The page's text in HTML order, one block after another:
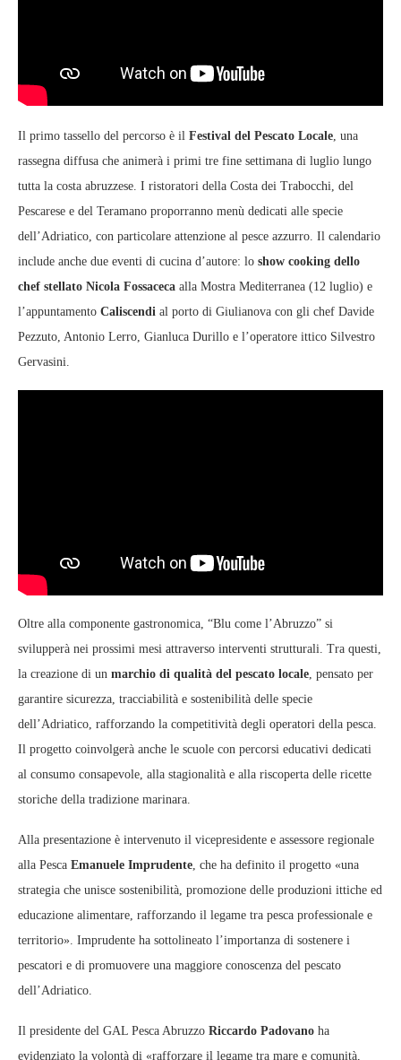
Il primo tassello del percorso è il Festival del Pescato Locale, una
rassegna diffusa che animerà i primi tre fine settimana di luglio lungo
tutta la costa abruzzese. I ristoratori della Costa dei Trabocchi, del
Pescarese e del Teramano proporranno menù dedicati alle specie
dell’Adriatico, con particolare attenzione al pesce azzurro. Il calendario
include anche due eventi di cucina d’autore: lo show cooking dello
chef stellato Nicola Fossaceca alla Mostra Mediterranea (12 luglio) e
l’appuntamento Caliscendi al porto di Giulianova con gli chef Davide
Pezzuto, Antonio Lerro, Gianluca Durillo e l’operatore ittico Silvestro
Gervasini.
Oltre alla componente gastronomica, “Blu come l’Abruzzo” si
svilupperà nei prossimi mesi attraverso interventi strutturali. Tra questi,
la creazione di un marchio di qualità del pescato locale , pensato per
garantire sicurezza, tracciabilità e sostenibilità delle specie
dell’Adriatico, rafforzando la competitività degli operatori della pesca.
Il progetto coinvolgerà anche le scuole con percorsi educativi dedicati
al consumo consapevole, alla stagionalità e alla riscoperta delle ricette
storiche della tradizione marinara.
Alla presentazione è intervenuto il vicepresidente e assessore regionale
alla Pesca Emanuele Imprudente , che ha definito il progetto «una
strategia che unisce sostenibilità, promozione delle produzioni ittiche ed
educazione alimentare, rafforzando il legame tra pesca professionale e
territorio». Imprudente ha sottolineato l’importanza di sostenere i
pescatori e di promuovere una maggiore conoscenza del pescato
dell’Adriatico.
Il presidente del GAL Pesca Abruzzo Riccardo Padovano ha
evidenziato la volontà di «rafforzare il legame tra mare e comunità,